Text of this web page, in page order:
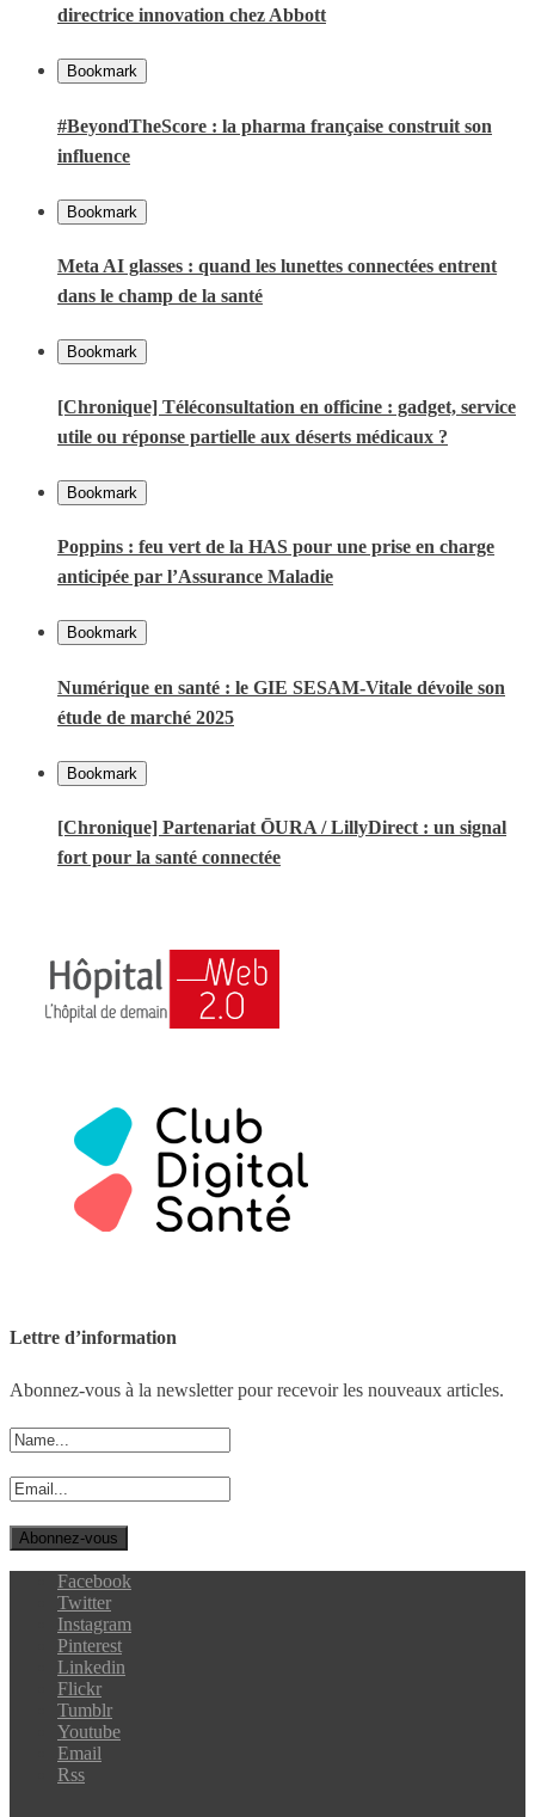
directrice innovation chez Abbott
Bookmark
#BeyondTheScore : la pharma française construit son
influence
Bookmark
Meta AI glasses : quand les lunettes connectées entrent
dans le champ de la santé
Bookmark
[Chronique] Téléconsultation en officine : gadget, service
utile ou réponse partielle aux déserts médicaux ?
Bookmark
Poppins : feu vert de la HAS pour une prise en charge
anticipée par l’Assurance Maladie
Bookmark
Numérique en santé : le GIE SESAM-Vitale dévoile son
étude de marché 2025
Bookmark
[Chronique] Partenariat ŌURA / LillyDirect : un signal
fort pour la santé connectée
Lettre d’information
Abonnez-vous à la newsletter pour recevoir les nouveaux articles.
Facebook
Twitter
Instagram
Pinterest
Linkedin
Flickr
Tumblr
Youtube
Email
Rss